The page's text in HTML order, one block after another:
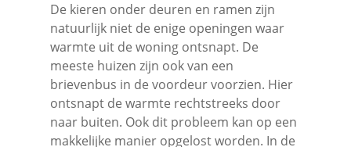
De kieren onder deuren en ramen zijn
natuurlijk niet de enige openingen waar
warmte uit de woning ontsnapt. De
meeste huizen zijn ook van een
brievenbus in de voordeur voorzien. Hier
ontsnapt de warmte rechtstreeks door
naar buiten. Ook dit probleem kan op een
makkelijke manier opgelost worden. In de